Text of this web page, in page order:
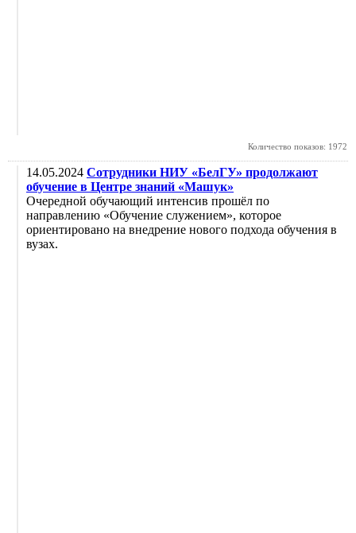
Количество показов: 1972
14.05.2024 Сотрудники НИУ «БелГУ» продолжают
обучение в Центре знаний «Машук»
Очередной обучающий интенсив прошёл по
направлению «Обучение служением», которое
ориентировано на внедрение нового подхода обучения в
вузах.